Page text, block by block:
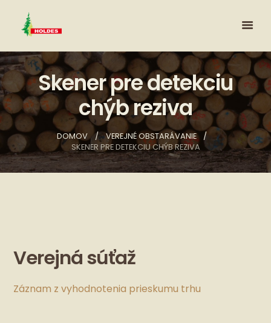
Skener pre detekciu
chýb reziva
DOMOV
VEREJNÉ OBSTARÁVANIE
SKENER PRE DETEKCIU CHÝB REZIVA
Verejná súťaž
Záznam z vyhodnotenia prieskumu trhu